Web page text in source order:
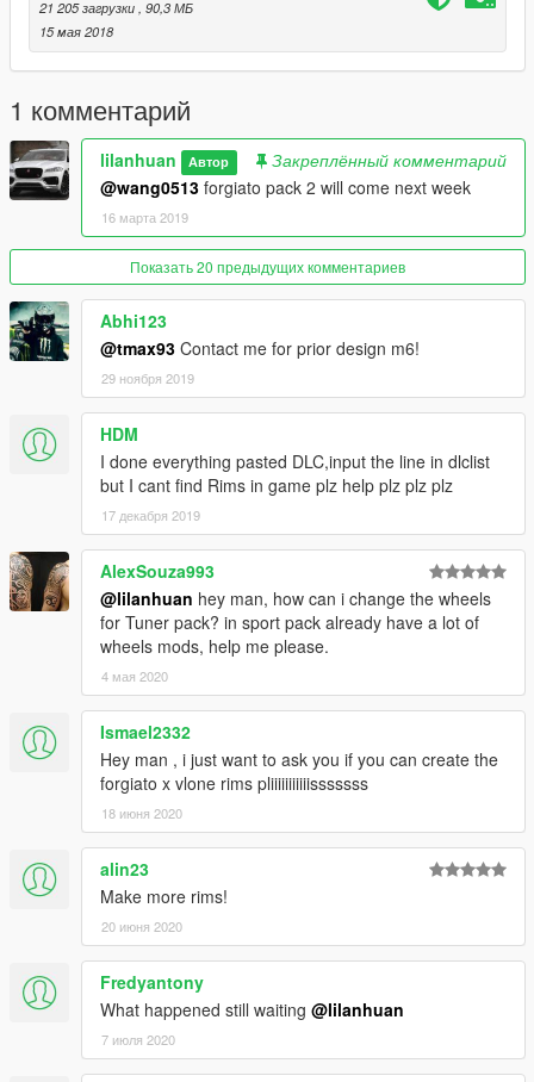
21 205 загрузки, 90,3 МБ
15 мая 2018
1 комментарий
lilanhuan Автор
Закреплённый комментарий
@wang0513 forgiato pack 2 will come next week
16 марта 2019
Показать 20 предыдущих комментариев
Abhi123
@tmax93 Contact me for prior design m6!
29 ноября 2019
HDM
I done everything pasted DLC,input the line in dlclist
but I cant find Rims in game plz help plz plz plz
17 декабря 2019
AlexSouza993
@lilanhuan hey man, how can i change the wheels
for Tuner pack? in sport pack already have a lot of
wheels mods, help me please.
4 мая 2020
Ismael2332
Hey man , i just want to ask you if you can create the
forgiato x vlone rims pliiiiiiiiiiisssssss
18 июня 2020
alin23
Make more rims!
20 июня 2020
Fredyantony
What happened still waiting @lilanhuan
7 июля 2020